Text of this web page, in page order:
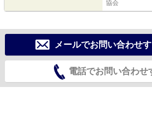
協会
メールでお問い合わせ
電話でお問い合わせ